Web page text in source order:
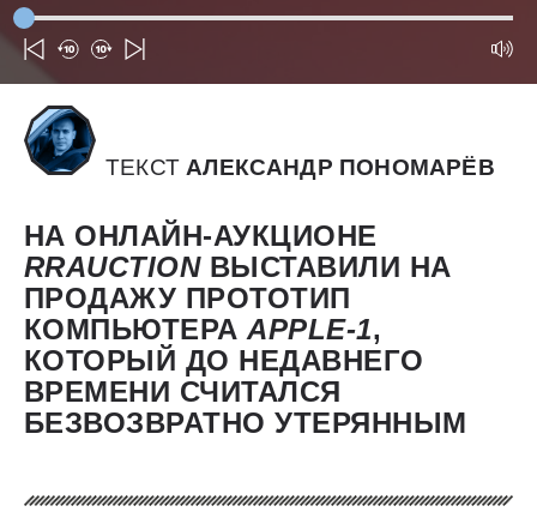
ТЕКСТ АЛЕКСАНДР ПОНОМАРЁВ
НА ОНЛАЙН-АУКЦИОНЕ
RRAUCTION ВЫСТАВИЛИ НА
ПРОДАЖУ ПРОТОТИП
КОМПЬЮТЕРАAPPLE-1,
КОТОРЫЙ ДО НЕДАВНЕГО
ВРЕМЕНИ СЧИТАЛСЯ
БЕЗВОЗВРАТНО УТЕРЯННЫМ